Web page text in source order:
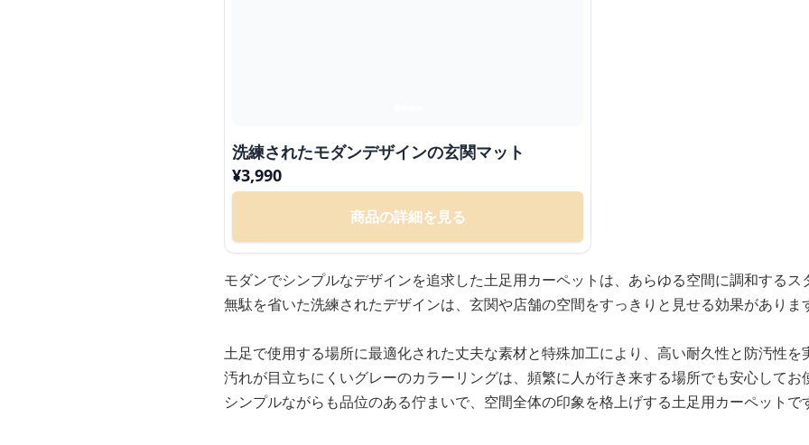
洗練されたモダンデザインの玄関マット
¥3,990
商品の詳細を見る
モダンでシンプルなデザインを追求した土足用カーペットは、あらゆる空間に調和するス
無駄を省いた洗練されたデザインは、玄関や店舗の空間をすっきりと見せる効果がありま
土足で使用する場所に最適化された丈夫な素材と特殊加工により、高い耐久性と防汚性を
汚れが目立ちにくいグレーのカラーリングは、頻繁に人が行き来する場所でも安心してお
シンプルながらも品位のある佇まいで、空間全体の印象を格上げする土足用カーペットで